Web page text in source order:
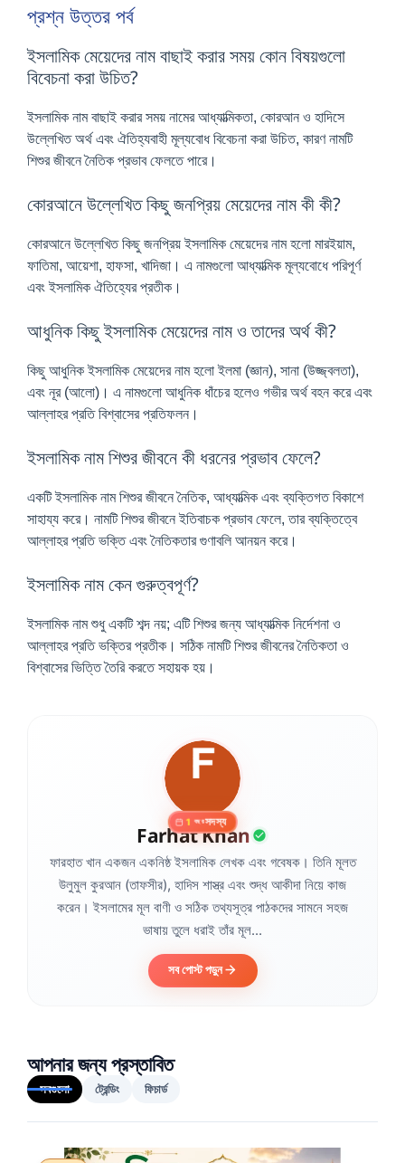
প্রশ্ন উত্তর পর্ব
ইসলামিক মেয়েদের নাম বাছাই করার সময় কোন বিষয়গুলো
বিবেচনা করা উচিত?
ইসলামিক নাম বাছাই করার সময় নামের আধ্যাত্মিকতা, কোরআন ও হাদিসে
উল্লেখিত অর্থ এবং ঐতিহ্যবাহী মূল্যবোধ বিবেচনা করা উচিত, কারণ নামটি
শিশুর জীবনে নৈতিক প্রভাব ফেলতে পারে।
কোরআনে উল্লেখিত কিছু জনপ্রিয় মেয়েদের নাম কী কী?
কোরআনে উল্লেখিত কিছু জনপ্রিয় ইসলামিক মেয়েদের নাম হলো মারইয়াম,
ফাতিমা, আয়েশা, হাফসা, খাদিজা। এ নামগুলো আধ্যাত্মিক মূল্যবোধে পরিপূর্ণ
এবং ইসলামিক ঐতিহ্যের প্রতীক।
আধুনিক কিছু ইসলামিক মেয়েদের নাম ও তাদের অর্থ কী?
কিছু আধুনিক ইসলামিক মেয়েদের নাম হলো ইলমা (জ্ঞান), সানা (উজ্জ্বলতা),
এবং নূর (আলো)। এ নামগুলো আধুনিক ধাঁচের হলেও গভীর অর্থ বহন করে এবং
আল্লাহর প্রতি বিশ্বাসের প্রতিফলন।
ইসলামিক নাম শিশুর জীবনে কী ধরনের প্রভাব ফেলে?
একটি ইসলামিক নাম শিশুর জীবনে নৈতিক, আধ্যাত্মিক এবং ব্যক্তিগত বিকাশে
সাহায্য করে। নামটি শিশুর জীবনে ইতিবাচক প্রভাব ফেলে, তার ব্যক্তিত্বে
আল্লাহর প্রতি ভক্তি এবং নৈতিকতার গুণাবলি আনয়ন করে।
ইসলামিক নাম কেন গুরুত্বপূর্ণ?
ইসলামিক নাম শুধু একটি শব্দ নয়; এটি শিশুর জন্য আধ্যাত্মিক নির্দেশনা ও
আল্লাহর প্রতি ভক্তির প্রতীক। সঠিক নামটি শিশুর জীবনের নৈতিকতা ও
বিশ্বাসের ভিত্তি তৈরি করতে সহায়ক হয়।
1 বছরসদস্য
Farhat Khan
ফারহাত খান একজন একনিষ্ঠ ইসলামিক লেখক এবং গবেষক। তিনি মূলত
উলুমুল কুরআন (তাফসীর), হাদিস শাস্ত্র এবং শুদ্ধ আকীদা নিয়ে কাজ
করেন। ইসলামের মূল বাণী ও সঠিক তথ্যসূত্র পাঠকদের সামনে সহজ
ভাষায় তুলে ধরাই তাঁর মূল...
সব পোস্ট পড়ুন
আপনার জন্য প্রস্তাবিত
সবগুলো ট্রেন্ডিং ফিচার্ড